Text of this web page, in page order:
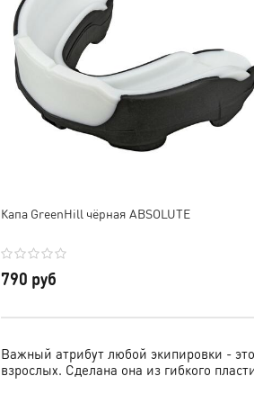
Капа GreenHill чёрная ABSOLUTE
790 руб
Важный атрибут любой экипировки -
взрослых. Сделана она из гибкого